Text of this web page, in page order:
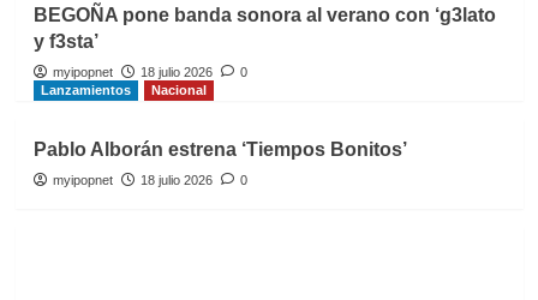
BEGOÑA pone banda sonora al verano con ‘g3lato
y f3sta’
myipopnet 18 julio 2026
0
Lanzamientos
Nacional
Pablo Alborán estrena ‘Tiempos Bonitos’
myipopnet 18 julio 2026 0